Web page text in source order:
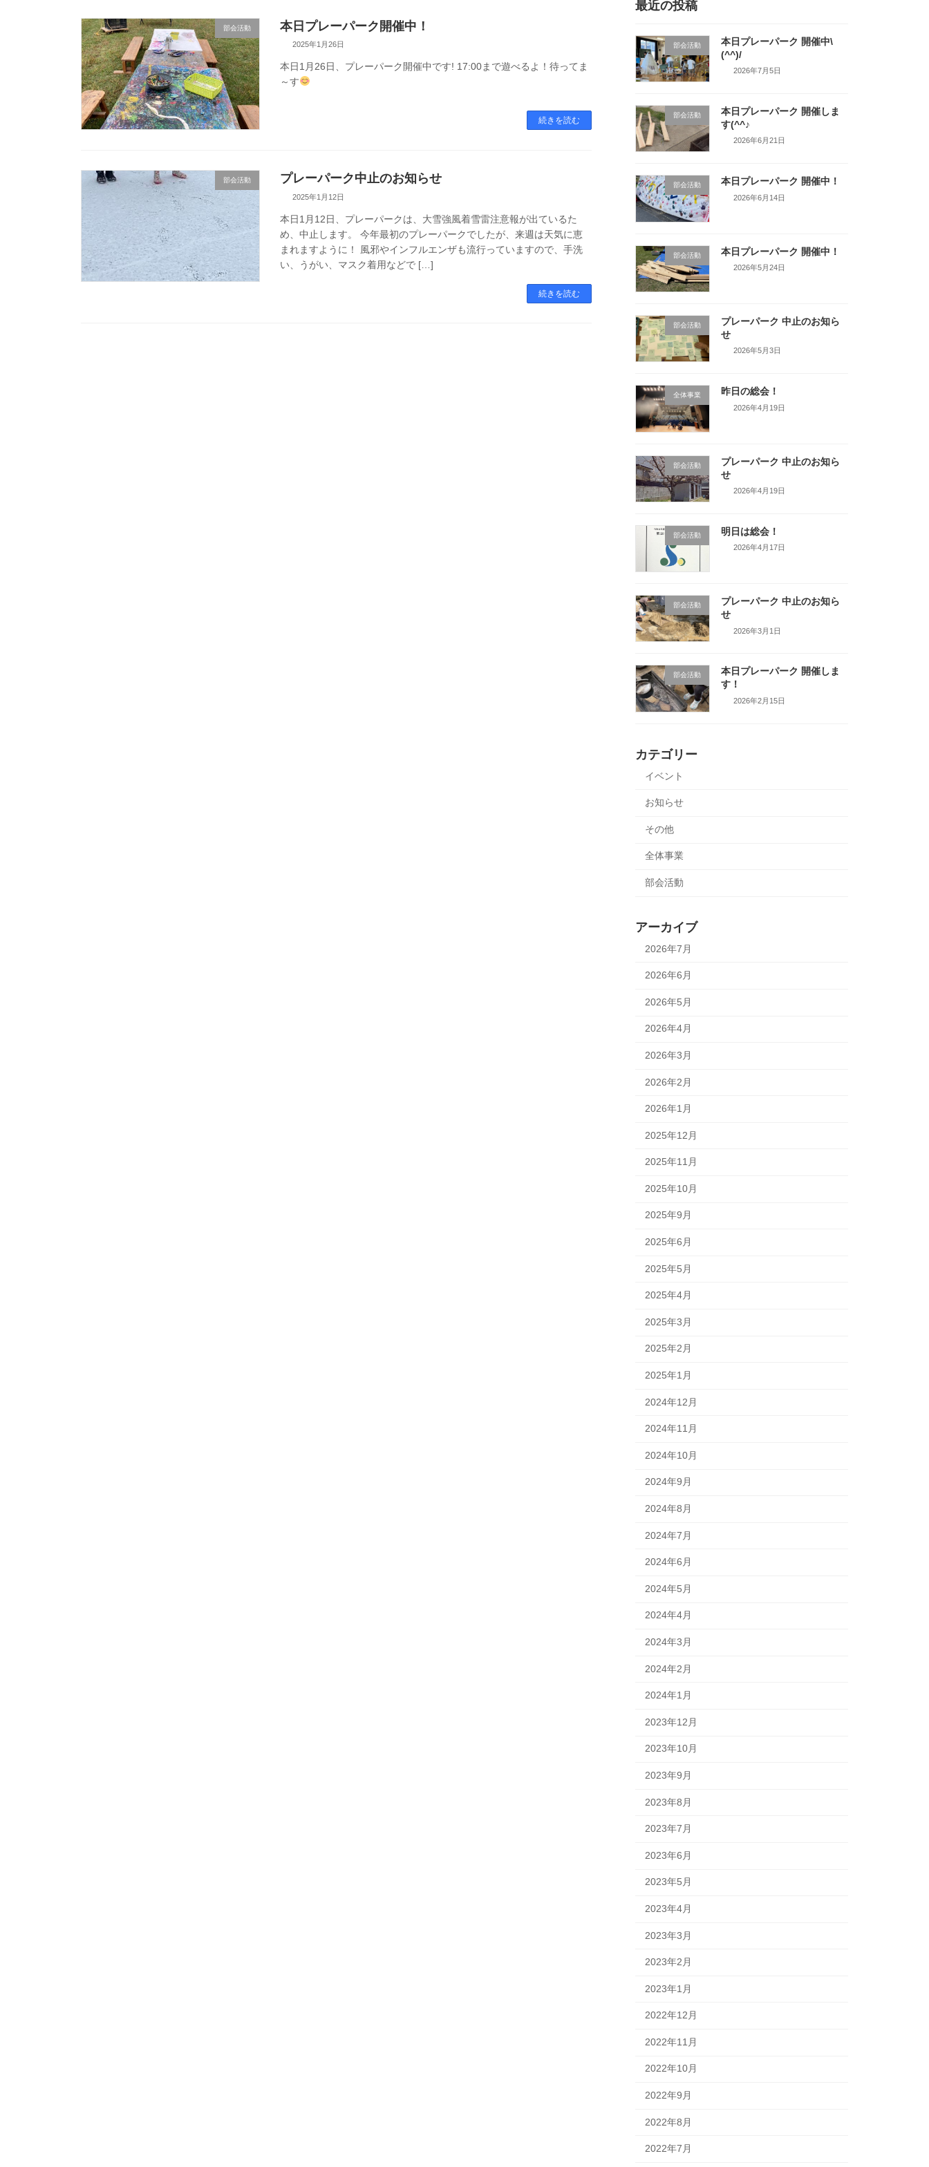
部会活動 本日プレーパーク開催中！
2025年1月26日
本日1月26日、プレーパーク開催中です! 17:00まで遊べるよ！待ってま
～す
続きを読む
部会活動 プレーパーク中止のお知らせ
2025年1月12日
本日1月12日、プレーパークは、大雪強風着雪雷注意報が出ているた
め、中止します。 今年最初のプレーパークでしたが、来週は天気に恵
まれますように！ 風邪やインフルエンザも流行っていますので、手洗
い、うがい、マスク着用などで […]
続きを読む
最近の投稿
部会活動
本日プレーパーク 開催中\
(^^)/
2026年7月5日
部会活動
本日プレーパーク 開催しま
す(^^♪
2026年6月21日
部会活動 本日プレーパーク 開催中！
2026年6月14日
部会活動 本日プレーパーク 開催中！
2026年5月24日
部会活動
プレーパーク 中止のお知ら
せ
2026年5月3日
全体事業 昨日の総会！
2026年4月19日
部会活動
プレーパーク 中止のお知ら
せ
2026年4月19日
部会活動 明日は総会！
2026年4月17日
部会活動
プレーパーク 中止のお知ら
せ
2026年3月1日
部会活動
本日プレーパーク 開催しま
す！
2026年2月15日
カテゴリー
イベント
お知らせ
その他
全体事業
部会活動
アーカイブ
2026年7月
2026年6月
2026年5月
2026年4月
2026年3月
2026年2月
2026年1月
2025年12月
2025年11月
2025年10月
2025年9月
2025年6月
2025年5月
2025年4月
2025年3月
2025年2月
2025年1月
2024年12月
2024年11月
2024年10月
2024年9月
2024年8月
2024年7月
2024年6月
2024年5月
2024年4月
2024年3月
2024年2月
2024年1月
2023年12月
2023年10月
2023年9月
2023年8月
2023年7月
2023年6月
2023年5月
2023年4月
2023年3月
2023年2月
2023年1月
2022年12月
2022年11月
2022年10月
2022年9月
2022年8月
2022年7月